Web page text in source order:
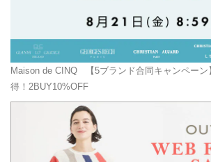
Maison de CINQ 【5ブランド合同キャンペーン
得！2BUY10%OFF